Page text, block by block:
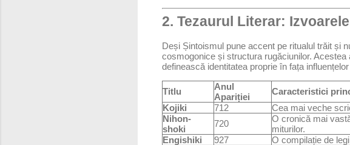
2. Tezaurul Literar:
Deși Șintoismul pune accent pe ritualul trăit și
cosmogonice și structura rugăciunilor.
definească identitatea proprie în fața
Titlu
Anul
Apariției
Caracteristici
Kojiki
712
Cea mai veche
Nihon-
shoki
720
O cronică mai
miturilor.
Engishiki
927 O compilație de